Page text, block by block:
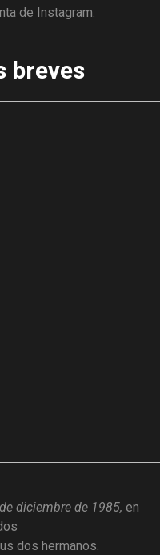
de Instagram.
breves
diciembre de 1985, en
dos hermanos.